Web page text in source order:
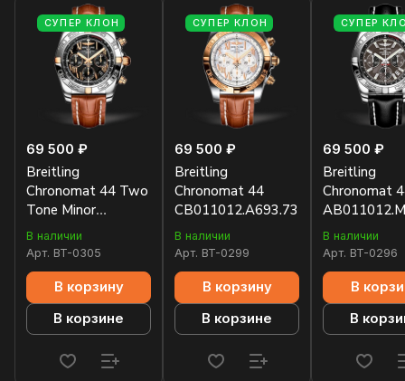
СУПЕР КЛОН
69 500 ₽
Breitling
Chronomat 44 Two
Tone Minor
IB011012.B957
В наличии
Арт. BT-0305
В корзину
В корзине
СУПЕР КЛОН
69 500 ₽
Breitling
Chronomat 44
CB011012.A693.737P
В наличии
Арт. BT-0299
В корзину
В корзине
СУПЕР
69 500 ₽
Breitling
Chronomat
В наличии
Арт. BT-0296
В
В